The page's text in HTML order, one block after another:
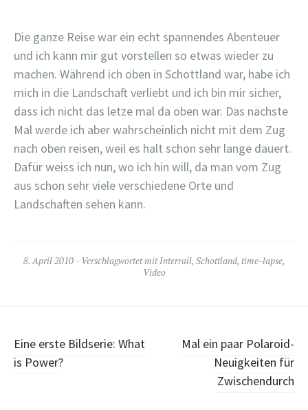
Die ganze Reise war ein echt spannendes Abenteuer
und ich kann mir gut vorstellen so etwas wieder zu
machen. Während ich oben in Schottland war, habe ich
mich in die Landschaft verliebt und ich bin mir sicher,
dass ich nicht das letze mal da oben war. Das nächste
Mal werde ich aber wahrscheinlich nicht mit dem Zug
nach oben reisen, weil es halt schon sehr lange dauert.
Dafür weiss ich nun, wo ich hin will, da man vom Zug
aus schon sehr viele verschiedene Orte und
Landschaften sehen kann.
8. April 2010 Verschlagwortet mitInterrail, Schottland, time-lapse,
Video
Beitragsnavigation
Eine erste Bildserie: What
is Power?
Mal ein paar Polaroid-
Neuigkeiten für
Zwischendurch